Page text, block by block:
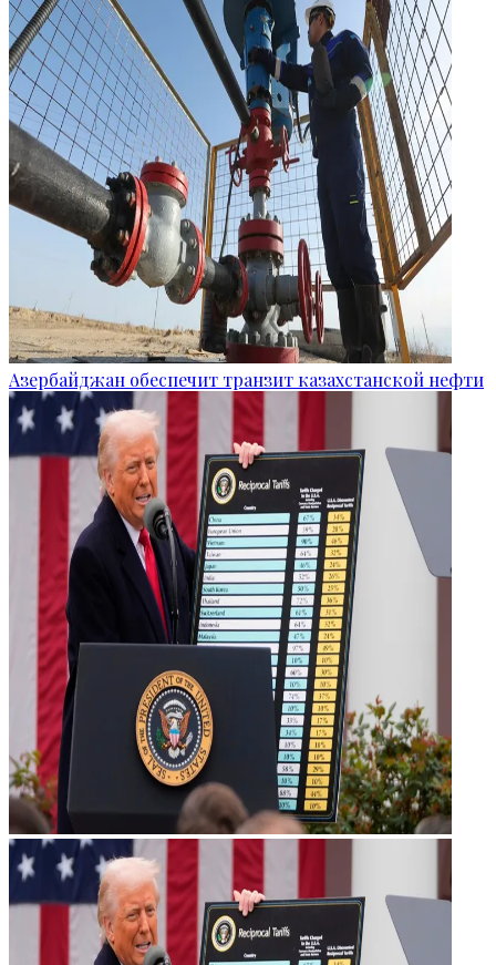
Азербайджан обеспечит транзит казахстанской нефти